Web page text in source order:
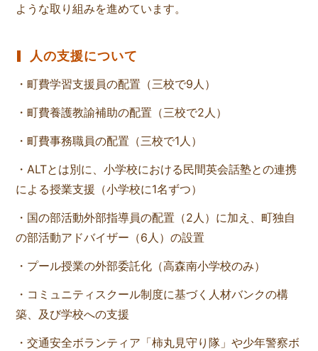
ような取り組みを進めています。
人の支援について
・町費学習支援員の配置（三校で9人）
・町費養護教諭補助の配置（三校で2人）
・町費事務職員の配置（三校で1人）
・ALTとは別に、小学校における民間英会話塾との連携
による授業支援（小学校に1名ずつ）
・国の部活動外部指導員の配置（2人）に加え、町独自
の部活動アドバイザー（6人）の設置
・プール授業の外部委託化（高森南小学校のみ）
・コミュニティスクール制度に基づく人材バンクの構
築、及び学校への支援
・交通安全ボランティア「柿丸見守り隊」や少年警察ボ